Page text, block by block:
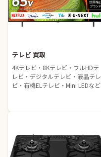
テレビ 買取
4Kテレビ・8Kテレビ・フルHDテ
レビ・デジタルテレビ・液晶テレ
ビ・有機ELテレビ・Mini LEDなど